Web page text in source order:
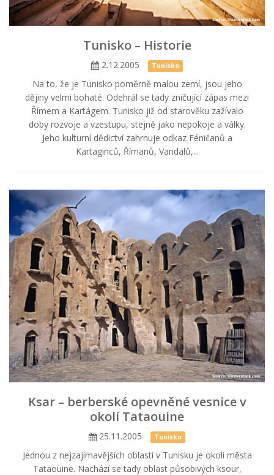
Tunisko – Historie
2.12.2005 Tunisko
Na to, že je Tunisko poměrně malou zemí, jsou jeho
dějiny velmi bohaté. Odehrál se tady zničující zápas mezi
Římem a Kartágem. Tunisko již od starověku zažívalo
doby rozvoje a vzestupu, stejně jako nepokoje a války.
Jeho kulturní dědictví zahrnuje odkaz Féničanů a
Kartaginců, Římanů, Vandalů,...
Ksar – berberské opevněné vesnice v
okolí Tataouine
25.11.2005 Tunisko
Jednou z nejzajímavějších oblastí v Tunisku je okolí města
Tataouine. Nachází se tady oblast působivých ksour,